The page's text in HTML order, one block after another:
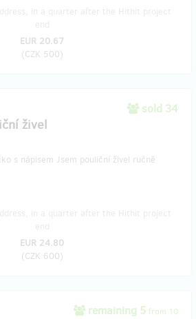
EUR 20.67
(CZK 500)
sold 34
živel
s nápisem Jsem pouliční živel ručně
EUR 24.80
(CZK 600)
remaining 5 from 10